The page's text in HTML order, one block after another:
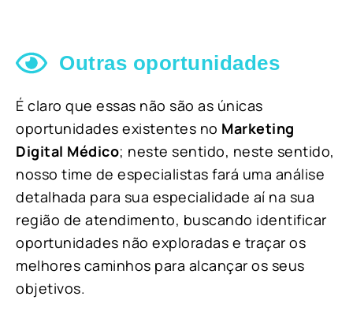
Outras oportunidades
É claro que essas não são as únicas
oportunidades existentes no Marketing
Digital Médico; neste sentido, neste sentido,
nosso time de especialistas fará uma análise
detalhada para sua especialidade aí na sua
região de atendimento, buscando identificar
oportunidades não exploradas e traçar os
melhores caminhos para alcançar os seus
objetivos.